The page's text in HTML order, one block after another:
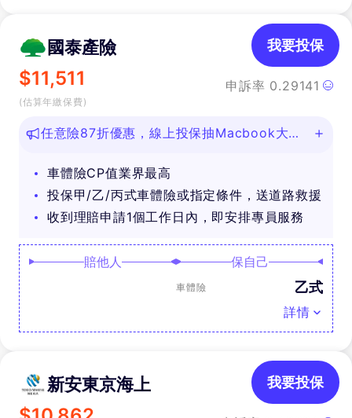
國泰產險
$11,511
(估算年繳保費)
申訴率 0.29141
我要投保
任意險87折優惠，線上投保抽Macbook大
車體險CP值業界最高
投保甲/乙/丙式車體險或指定條件，送道路救援
收到理賠申請1個工作日內，即安排專員服務
賠他人 保自己
車體險 乙式
詳情
新安東京海上 我要投保